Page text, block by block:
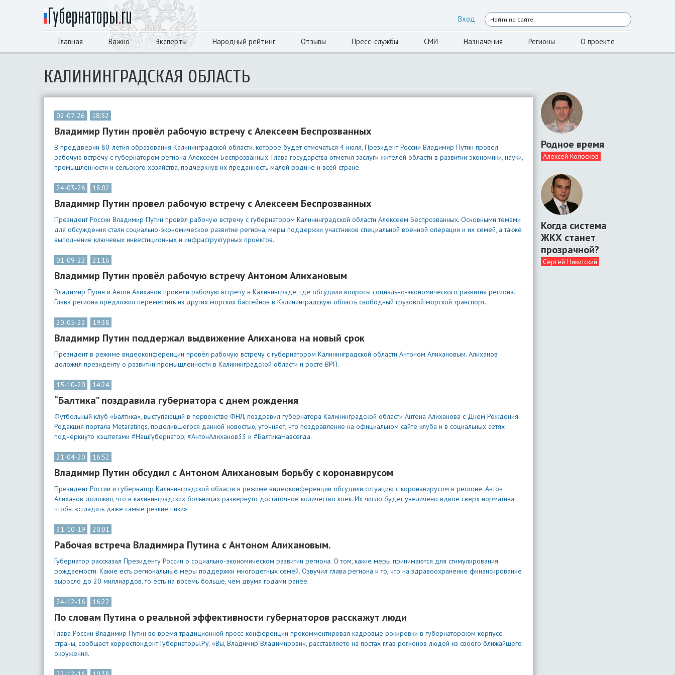
Вход
Главная Важно Эксперты Народный рейтинг Отзывы Пресс-службы СМИ Назначения Регионы О проекте
КАЛИНИНГРАДСКАЯ ОБЛАСТЬ
02-07-26 18:52
Владимир Путин провёл рабочую встречу с Алексеем Беспрозванных
В преддверии 80-летия образования Калининградской области, которое будет отмечаться 4 июля, Президент России Владимир Путин провел
рабочую встречу с губернатором региона Алексеем Беспрозванных. Глава государства отметил заслуги жителей области в развитии экономики, науки,
промышленности и сельского хозяйства, подчеркнув их преданность малой родине и всей стране.
24-03-26 18:02
Владимир Путин провел рабочую встречу с Алексеем Беспрозванных
Президент России Владимир Путин провёл рабочую встречу с губернатором Калининградской области Алексеем Беспрозванных. Основными темами
для обсуждения стали социально-экономическое развитие региона, меры поддержки участников специальной военной операции и их семей, а также
выполнение ключевых инвестиционных и инфраструктурных проектов.
01-09-22 21:16
Владимир Путин провёл рабочую встречу Антоном Алихановым
Владимир Путин и Антон Алиханов провели рабочую встречу в Калининграде, где обсудили вопросы социально-экономического развития региона.
Глава региона предложил переместить из других морских бассейнов в Калининградскую область свободный грузовой морской транспорт.
20-05-22 19:38
Владимир Путин поддержал выдвижение Алиханова на новый срок
Президент в режиме видеоконференции провёл рабочую встречу с губернатором Калининградской области Антоном Алихановым. Алиханов
доложил президенту о развитии промышленности в Калининградской области и росте ВРП.
15-10-20 14:24
“Балтика” поздравила губернатора с днем рождения
Футбольный клуб «Балтика», выступающий в первенстве ФНЛ, поздравил губернатора Калининградской области Антона Алиханова с Днем Рождения.
Редакция портала Metaratings, поделившегося данной новостью, уточняет, что поздравление на официальном сайте клуба и в социальных сетях
подчеркнуто хэштегами #НашГубернатор, #АнтонАлиханов33 и #БалтикаНавсегда.
21-04-20 16:52
Владимир Путин обсудил с Антоном Алихановым борьбу с коронавирусом
Президент России и губернатор Калининградской области в режиме видеоконференции обсудили ситуацию с коронавирусом в регионе. Антон
Алиханов доложил, что в калининградских больницах развернуто достаточное количество коек. Их число будет увеличено вдвое сверх норматива,
чтобы «сгладить даже самые резкие пики».
31-10-19 20:01
Рабочая встреча Владимира Путина с Антоном Алихановым.
Губернатор рассказал Президенту России о социально-экономическом развитии региона. О том, какие меры принимаются для стимулирования
рождаемости. Какие есть региональные меры поддержки многодетных семей. Озвучил глава региона и то, что на здравоохранение финансирование
выросло до 20 миллиардов, то есть на восемь больше, чем двумя годами ранее.
24-12-16 16:22
По словам Путина о реальной эффективности губернаторов расскажут люди
Глава России Владимир Путин во время традиционной пресс-конференции прокомментировал кадровые рокировки в губернаторском корпусе
страны, сообщает корреспондент Губернаторы.Ру. «Вы, Владимир Владимирович, расставляете на постах глав регионов людей из своего ближайшего
окружения.
Родное время
Алексей Колосков
Когда система
ЖКХ станет
прозрачной?
Сергей Никитский